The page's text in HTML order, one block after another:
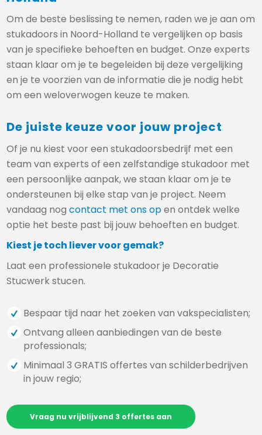
Om de beste beslissing te nemen, raden we je aan om
stukadoors in Noord-Holland te vergelijken op basis
van je specifieke behoeften en budget. Onze experts
staan klaar om je te begeleiden bij deze vergelijking
en je te voorzien van de informatie die je nodig hebt
om een weloverwogen keuze te maken.
De juiste keuze voor jouw project
Of je nu kiest voor een stukadoorsbedrijf met een
team van experts of een zelfstandige stukadoor met
een persoonlijke aanpak, we staan klaar om je te
ondersteunen bij elke stap van je project. Neem
vandaag nogcontact met ons open ontdek welke
optie het beste past bij jouw behoeften en budget.
Kiest je toch liever voor gemak?
Laat een professionele stukadoor je Decoratie
Stucwerk stucen.
Bespaar tijd naar het zoeken van vakspecialisten;
Ontvang alleen aanbiedingen van de beste
professionals;
Minimaal 3 GRATIS offertes van schilderbedrijven
in jouw regio;
Vraag nu vrijblijvend 3 offertes aan